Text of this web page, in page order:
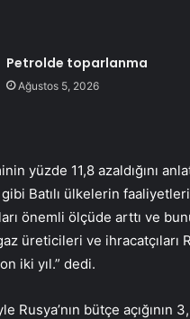
Petrolde toparlanma
Ağustos 5, 2026
yüzde 11,8 azaldığını
Batılı ülkelerin
önemli ölçüde arttı ve
üreticileri ve ihracatçıları
iki yıl.” dedi.
Rusya’nın bütçe açığının